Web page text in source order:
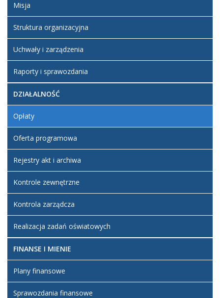
kwiecień
2019
17:20
Artykuł został
10
kwiecień
17:21
Artykuł został
zmieniony.
2019
17:22
Artykuł został
zmieniony.
kwiecień
2019
Artykuł został
zmieniony.
10
kwiecień
Misja
Struktura organizacyjna
Uchwały i zarządzenia
Raporty i sprawozdania
DZIAŁALNOŚĆ
Opłaty
Oferta programowa
Rejestry akt i archiwa
Kontrole zewnętrzne
Kontrola zarządcza
Realizacja zadań oświatowych
FINANSE I MIENIE
Plany finansowe
Sprawozdania finansowe